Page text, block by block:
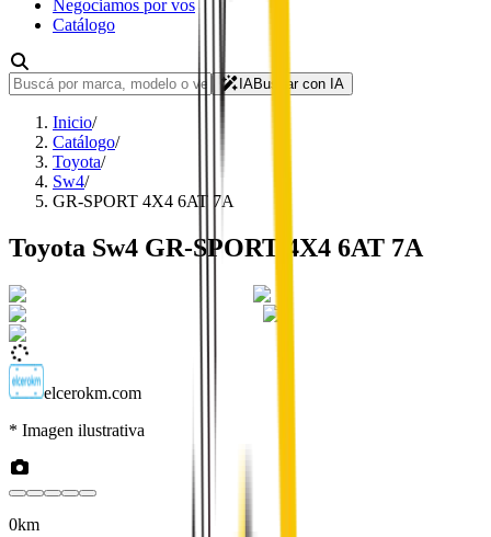
Negociamos por vos
Catálogo
IABuscar con IA
Inicio/
Catálogo/
Toyota/
Sw4/
GR-SPORT 4X4 6AT 7A
Toyota Sw4 GR-SPORT 4X4 6AT 7A
elcerokm.com
* Imagen ilustrativa
0km